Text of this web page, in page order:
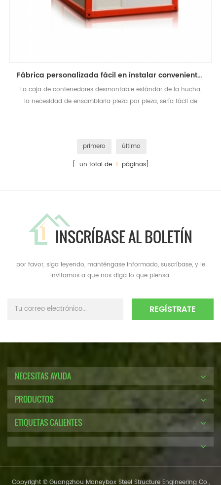
Fábrica personalizada fácil en instalar conveniente transporte prefabricado contenedor desmontable casa
La caja de contenedores desmontable estándar de la hucha,
la necesidad de ensamblarla pieza por pieza, sería fácil de
primero
último
[ un total de 1 páginas]
INSCRÍBASE AL BOLETÍN
por favor, siga leyendo, manténgase informado, suscríbase, y le
invitamos a que nos diga lo que piensa.
NECESITAS AYUDA
PRODUCTOS
ETIQUETAS CALIENTES
Copyright © Guangzhou Moneybox Steel Structure Engineering Co.,